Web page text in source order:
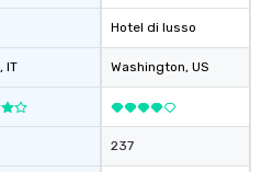
, IT
Hotel di lusso
Washington, US
237